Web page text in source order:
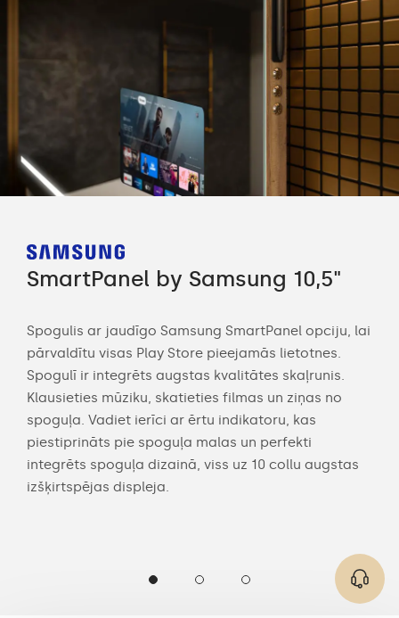
SmartPanel by Samsung 10,5"
Spogulis ar jaudīgo Samsung SmartPanel opciju, lai
pārvaldītu visas Play Store pieejamās lietotnes.
Spogulī ir integrēts augstas kvalitātes skaļrunis.
Klausieties mūziku, skatieties filmas un ziņas no
spoguļa. Vadiet ierīci ar ērtu indikatoru, kas
piestiprināts pie spoguļa malas un perfekti
integrēts spoguļa dizainā, viss uz 10 collu augstas
izšķirtspējas displeja.